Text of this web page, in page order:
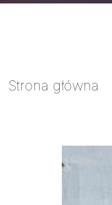
Strona główna